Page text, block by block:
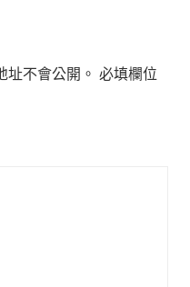
址不會公開。 必填欄位